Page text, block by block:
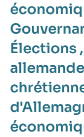
Élections ,
allemande